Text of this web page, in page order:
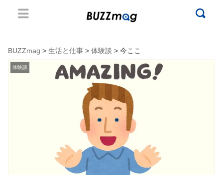
BUZZmag > 生活と仕事 > 体験談 > 今ここ
体験談